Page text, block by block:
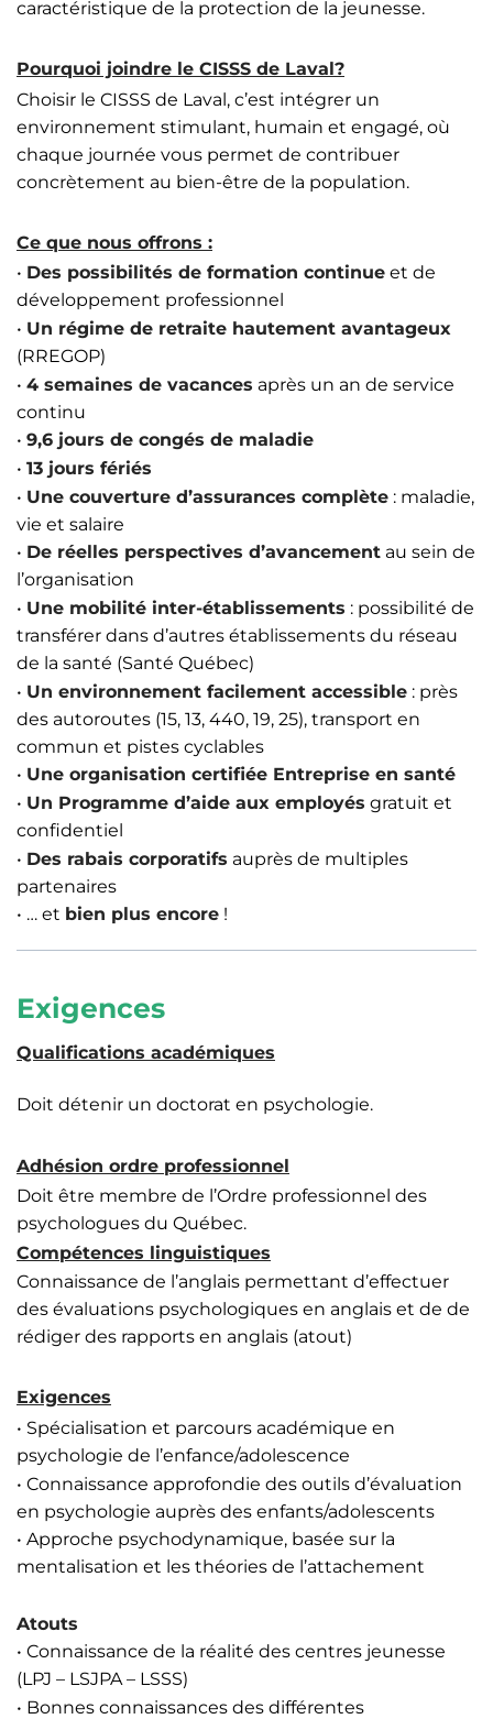
caractéristique de la protection de la jeunesse.
Pourquoi joindre le CISSS de Laval?
Choisir le CISSS de Laval, c’est intégrer un
environnement stimulant, humain et engagé, où
chaque journée vous permet de contribuer
concrètement au bien-être de la population.
Ce que nous offrons :
• Des possibilités de formation continue et de
développement professionnel
• Un régime de retraite hautement avantageux
(RREGOP)
• 4 semaines de vacances après un an de service
continu
• 9,6 jours de congés de maladie
• 13 jours fériés
• Une couverture d’assurances complète : maladie,
vie et salaire
• De réelles perspectives d’avancement au sein de
l’organisation
• Une mobilité inter-établissements : possibilité de
transférer dans d’autres établissements du réseau
de la santé (Santé Québec)
• Un environnement facilement accessible : près
des autoroutes (15, 13, 440, 19, 25), transport en
commun et pistes cyclables
• Une organisation certifiée Entreprise en santé
• Un Programme d’aide aux employés gratuit et
confidentiel
• Des rabais corporatifs auprès de multiples
partenaires
• … et bien plus encore !
Exigences
Qualifications académiques
Doit détenir un doctorat en psychologie.
Adhésion ordre professionnel
Doit être membre de l’Ordre professionnel des
psychologues du Québec.
Compétences linguistiques
Connaissance de l’anglais permettant d’effectuer
des évaluations psychologiques en anglais et de de
rédiger des rapports en anglais (atout)
Exigences
• Spécialisation et parcours académique en
psychologie de l’enfance/adolescence
• Connaissance approfondie des outils d’évaluation
en psychologie auprès des enfants/adolescents
• Approche psychodynamique, basée sur la
mentalisation et les théories de l’attachement
Atouts
• Connaissance de la réalité des centres jeunesse
(LPJ – LSJPA – LSSS)
• Bonnes connaissances des différentes